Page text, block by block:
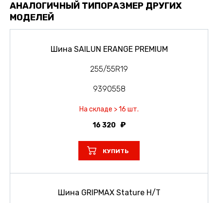
АНАЛОГИЧНЫЙ ТИПОРАЗМЕР ДРУГИХ
МОДЕЛЕЙ
Шина SAILUN ERANGE PREMIUM
255/55R19
9390558
На складе > 16 шт.
16 320
КУПИТЬ
Шина GRIPMAX Stature H/T